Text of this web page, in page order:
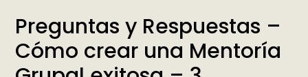
Preguntas y Respuestas –
Cómo crear una Mentoría